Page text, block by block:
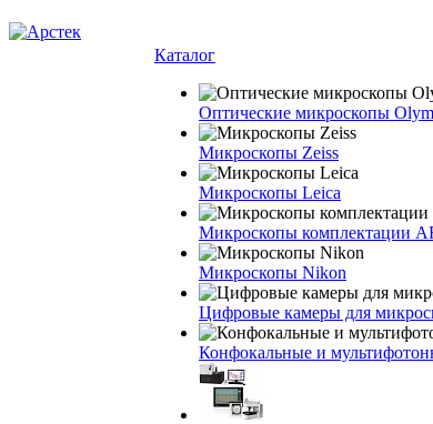
Каталог
Оптические микроскопы
Микроскопы Zeiss
Микроскопы Leica
Микроскопы комплектации
Микроскопы Nikon
Цифровые камеры для
Конфокальные и